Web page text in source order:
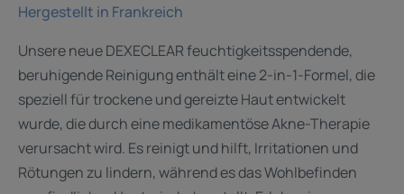
Hergestellt in Frankreich
Unsere neue DEXECLEAR feuchtigkeitsspendende,
beruhigende Reinigung enthält eine 2-in-1-Formel, die
speziell für trockene und gereizte Haut entwickelt
wurde, die durch eine medikamentöse Akne-Therapie
verursacht wird. Es reinigt und hilft, Irritationen und
Rötungen zu lindern, während es das Wohlbefinden